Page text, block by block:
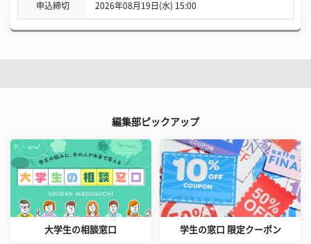
申込締切 2026年08月19日(水) 15:00
編集部ピックアップ
大学生の相談窓口 学生の窓口 限定クーポン